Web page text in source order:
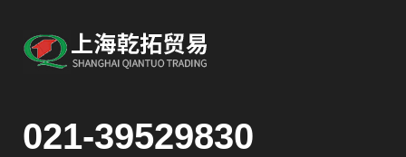
021-39529830